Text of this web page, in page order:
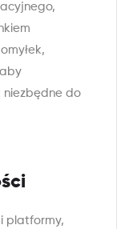
do
platformy,